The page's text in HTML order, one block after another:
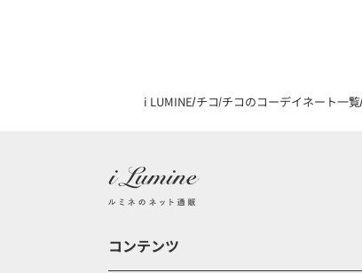
i LUMINEチコ チコのコーデイネート一覧
コンテンツ